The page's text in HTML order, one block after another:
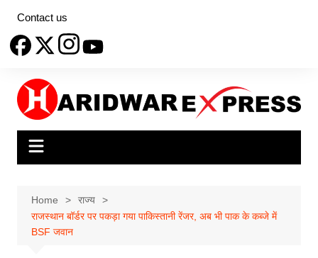
content
Contact us
Home
राज्य
राजस्थान बॉर्डर पर पकड़ा गया पाकिस्तानी रेंजर, अब भी पाक के कब्जे में
BSF जवान